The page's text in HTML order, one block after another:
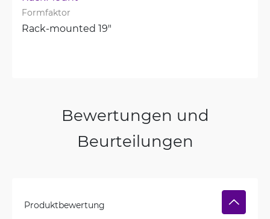
Formfaktor
Rack-mounted 19"
Bewertungen und
Beurteilungen
Produktbewertung